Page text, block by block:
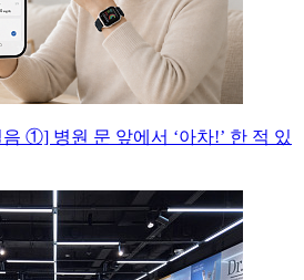
①] 병원 문 앞에서 ‘아차!’ 한 적 있